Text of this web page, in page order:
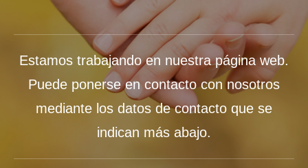
Estamos trabajando en nuestra página web.
Puede ponerse en contacto con nosotros
mediante los datos de contacto que se
indican más abajo.